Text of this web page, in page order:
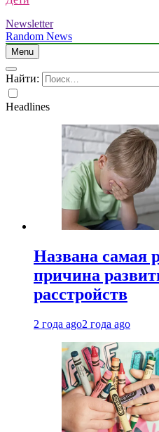
Newsletter
Random News
Menu
Найти:
Headlines
Названа самая
причина
расстройств
2 года ago2 года ago